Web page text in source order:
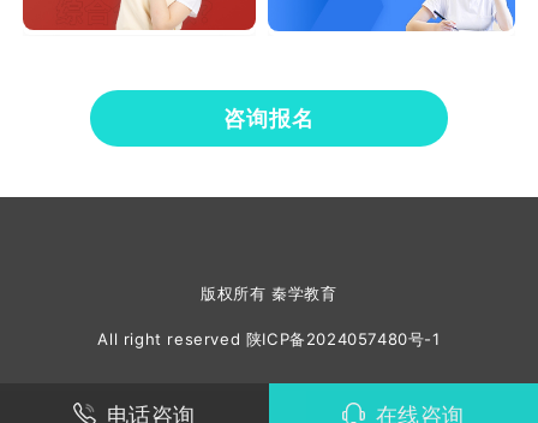
咨询报名
版权所有 秦学教育
All right reserved 陕ICP备2024057480号-1
电话咨询 在线咨询